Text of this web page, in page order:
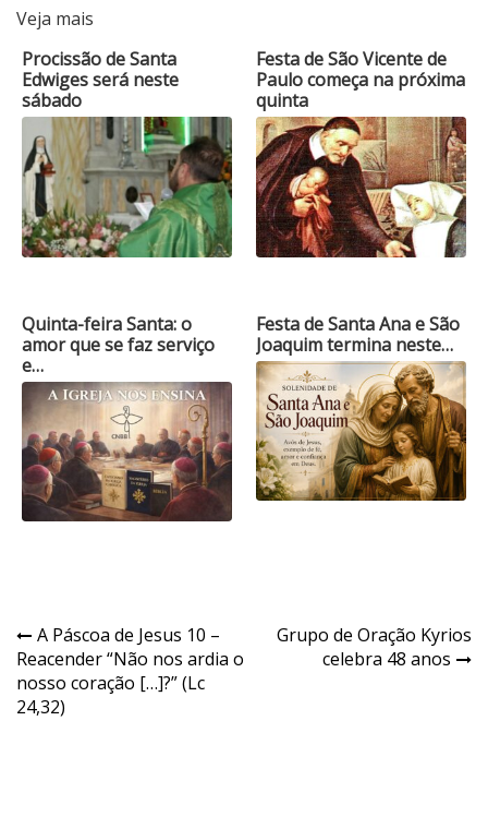
Veja mais
Procissão de Santa
Edwiges será neste
sábado
Festa de São Vicente de
Paulo começa na próxima
quinta
Quinta-feira Santa: o
amor que se faz serviço
e…
Festa de Santa Ana e São
Joaquim termina neste…
Navegação
de
Post
A Páscoa de Jesus 10 –
Reacender “Não nos ardia o
nosso coração […]?” (Lc
24,32)
Grupo de Oração Kyrios
celebra 48 anos